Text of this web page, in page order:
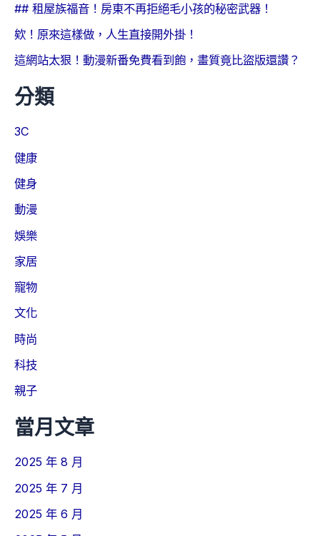
## 租屋族福音！房東不再拒絕毛小孩的秘密武器！
欸！原來這樣做，人生直接開外掛！
這網站太狠！動漫新番免費看到飽，畫質竟比盜版還讚？
分類
3C
健康
健身
動漫
娛樂
家居
寵物
文化
時尚
科技
親子
當月文章
2025 年 8 月
2025 年 7 月
2025 年 6 月